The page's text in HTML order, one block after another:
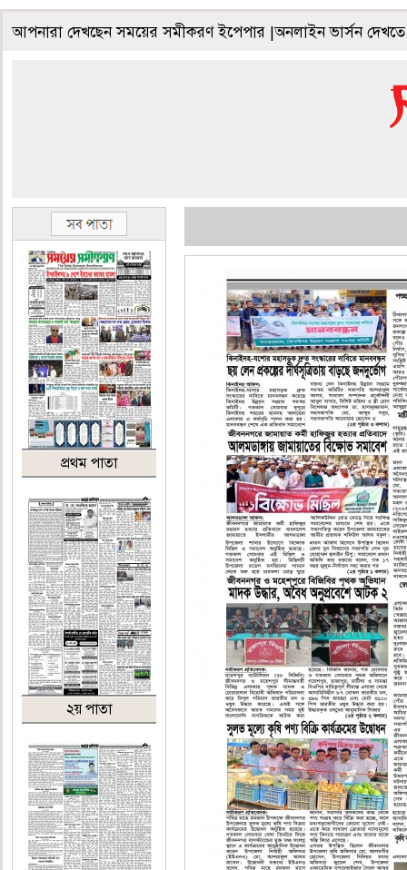
আপনারা দেখছেন সময়ের সমীকরণ ইপেপার |অনলাইন ভার্সন
প্রথম পাতা
২য় পাতা